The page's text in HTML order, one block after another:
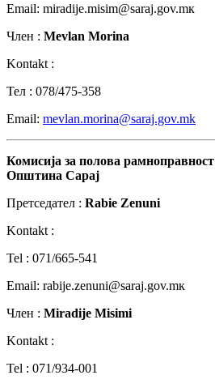
Email: miradije.misim@saraj.gov.mк
Член : Mevlan Morina
Kontakt :
Teл : 078/475-358
Email: mevlаn.morina@saraj.gov.mk
Комисија за полова рамноправност
Општина Сарај
Претседател : Rabie Zenuni
Kontakt :
Tel : 071/665-541
Email: rabije.zenuni@saraj.gov.mк
Член : Miradije Misimi
Kontakt :
Tel : 071/934-001